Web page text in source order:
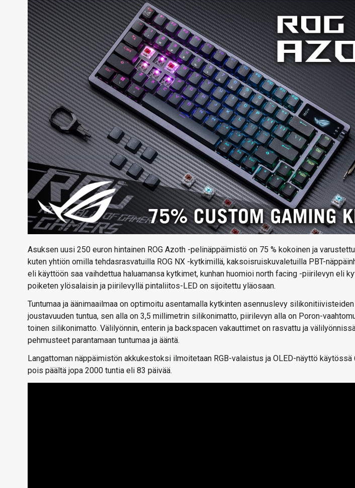
Asuksen uusi 250 euron hintainen ROG Azoth -pelinäppäimistö on 75 % kokoinen ja
kuten yhtiön omilla tehdasrasvatuilla ROG NX -kytkimillä, kaksoisruiskuvaletuilla PBT-
eli käyttöön saa vaihdettua haluamansa kytkimet, kunhan huomioi north facing -piirilevyn eli
poiketen ylösalaisin ja piirilevyllä pintaliitos-LED on sijoitettu yläosaan.
Tuntumaa ja äänimaailmaa on optimoitu asentamalla kytkinten asennuslevy
joustavuuden tuntua, sen alla on 3,5 millimetrin silikonimatto, piirilevyn alla on Poron-
toinen silikonimatto. Välilyönnin, enterin ja backspacen vakauttimet on rasvattu ja
pehmusteet parantamaan tuntumaa ja ääntä.
Langattoman näppäimistön akkukestoksi ilmoitetaan RGB-valaistus ja OLED-näyttö
pois päältä jopa 2000 tuntia eli 83 päivää.